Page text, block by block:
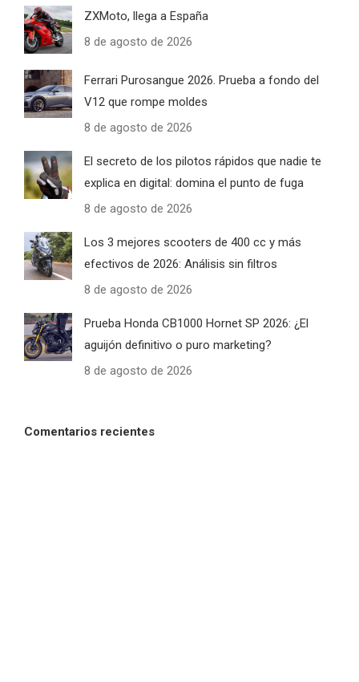
ZXMoto, llega a España
8 de agosto de 2026
Ferrari Purosangue 2026. Prueba a fondo del
V12 que rompe moldes
8 de agosto de 2026
El secreto de los pilotos rápidos que nadie te
explica en digital: domina el punto de fuga
8 de agosto de 2026
Los 3 mejores scooters de 400 cc y más
efectivos de 2026: Análisis sin filtros
8 de agosto de 2026
Prueba Honda CB1000 Hornet SP 2026: ¿El
aguijón definitivo o puro marketing?
8 de agosto de 2026
Comentarios recientes